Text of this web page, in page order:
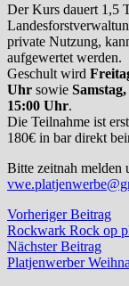
Der Kurs dauert 1,5
private Nutzung,
aufgewertet werden.
Geschult wird
Uhr sowie Samstag,
15:00 Uhr.
Die Teilnahme ist
180€ in bar direkt
Bitte zeitnah melden
Vorheriger Beitrag
Rockwark Rock op
Nächster Beitrag
Platjenwerber